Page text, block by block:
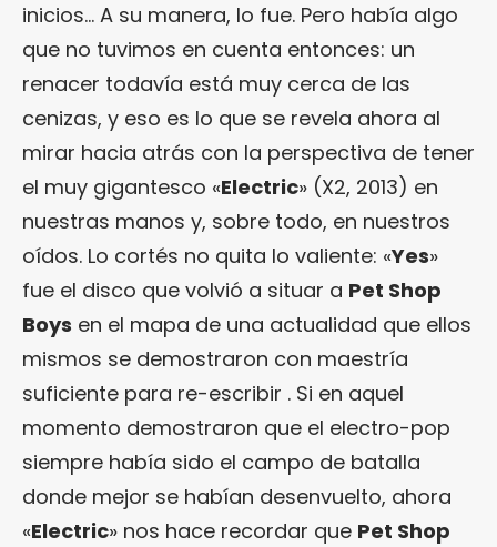
inicios… A su manera, lo fue. Pero había algo
que no tuvimos en cuenta entonces: un
renacer todavía está muy cerca de las
cenizas, y eso es lo que se revela ahora al
mirar hacia atrás con la perspectiva de tener
el muy gigantesco «Electric» (X2, 2013) en
nuestras manos y, sobre todo, en nuestros
oídos. Lo cortés no quita lo valiente: «Yes»
fue el disco que volvió a situar a Pet Shop
Boys en el mapa de una actualidad que ellos
mismos se demostraron con maestría
suficiente para re-escribir . Si en aquel
momento demostraron que el electro-pop
siempre había sido el campo de batalla
donde mejor se habían desenvuelto, ahora
«Electric» nos hace recordar que Pet Shop